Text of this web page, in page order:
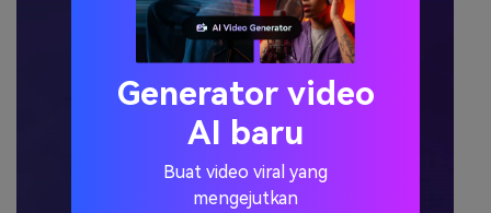
Generator video
AI baru
Buat video viral yang
mengejutkan